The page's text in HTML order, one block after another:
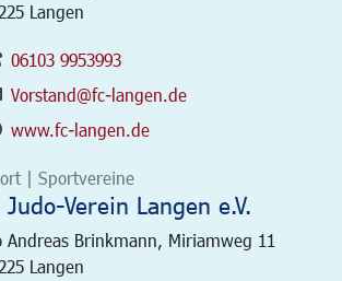
Langen
06103 9953993
Vorstand@fc-langen.de
www.fc-langen.de
| Sportvereine
Judo-Verein Langen e.V.
Andreas Brinkmann, Miriamweg 11
Langen